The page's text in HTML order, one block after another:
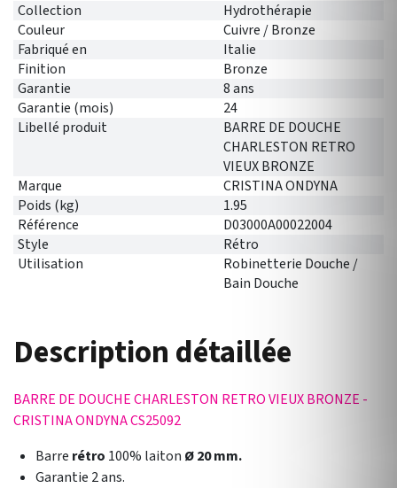
Collection
Hydrothérapie
Couleur
Cuivre / Bronze
Fabriqué en
Italie
Finition
Bronze
Garantie
8 ans
Garantie (mois)
24
Libellé produit
BARRE DE DOUCHE
CHARLESTON RETRO
VIEUX BRONZE
Marque
CRISTINA ONDYNA
Poids (kg)
1.95
Référence
D03000A00022004
Style
Rétro
Utilisation
Robinetterie Douche /
Bain Douche
Description détaillée
BARRE DE DOUCHE CHARLESTON RETRO VIEUX BRONZE -
CRISTINA ONDYNA CS25092
Barre rétro 100% laiton Ø 20 mm.
Garantie 2 ans.